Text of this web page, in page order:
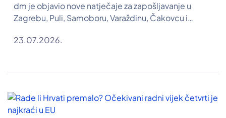
dm je objavio nove natječaje za zapošljavanje u
Zagrebu, Puli, Samoboru, Varaždinu, Čakovcu i
farmaceutskog tehničara te referenta u Odjelu
23.07.2026.